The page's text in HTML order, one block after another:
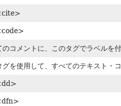
のコメントに、このタグでラベルを付
グを使用して、すべてのテキスト・